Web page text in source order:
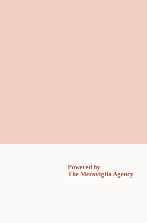
Powered by
The Meraviglia Agency